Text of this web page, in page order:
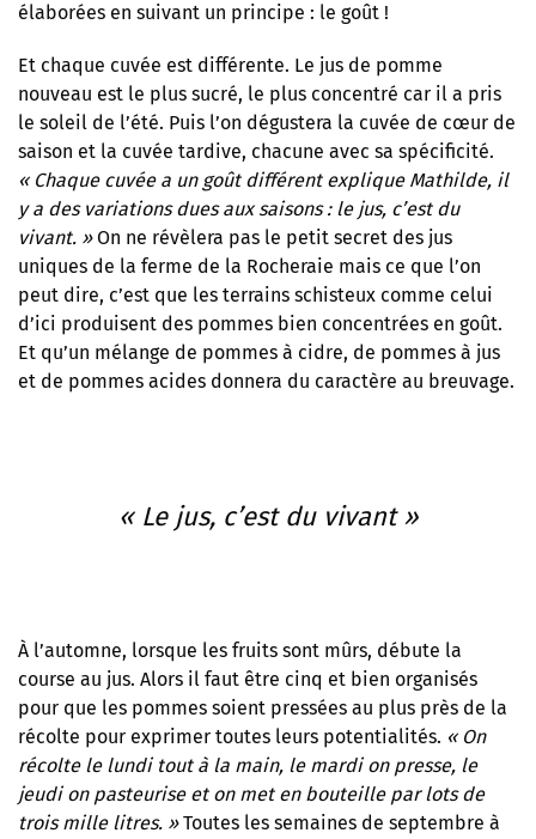
élaborées en suivant un principe : le goût !
Et chaque cuvée est différente. Le jus de pomme
nouveau est le plus sucré, le plus concentré car il a pris
le soleil de l’été. Puis l’on dégustera la cuvée de cœur de
saison et la cuvée tardive, chacune avec sa spécificité.
« Chaque cuvée a un goût différent explique Mathilde, il
y a des variations dues aux saisons : le jus, c’est du
vivant. »On ne révèlera pas le petit secret des jus
uniques de la ferme de la Rocheraie mais ce que l’on
peut dire, c’est que les terrains schisteux comme celui
d’ici produisent des pommes bien concentrées en goût.
Et qu’un mélange de pommes à cidre, de pommes à jus
et de pommes acides donnera du caractère au breuvage.
« Le jus, c’est du vivant »
À l’automne, lorsque les fruits sont mûrs, débute la
course au jus. Alors il faut être cinq et bien organisés
pour que les pommes soient pressées au plus près de la
récolte pour exprimer toutes leurs potentialités. « On
récolte le lundi tout à la main, le mardi on presse, le
jeudi on pasteurise et on met en bouteille par lots de
trois mille litres. »Toutes les semaines de septembre à